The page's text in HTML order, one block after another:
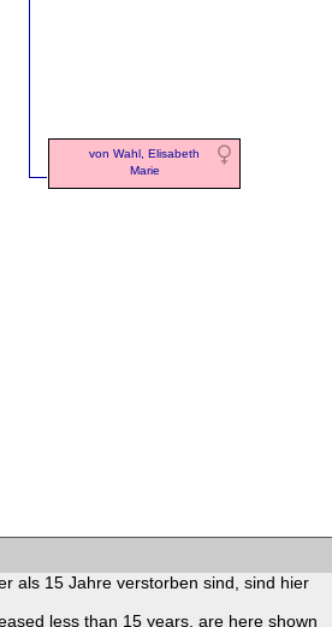
von Wahl, Elisabeth
Marie
als 15 Jahre verstorben sind, sind hier
less than 15 years, are here shown